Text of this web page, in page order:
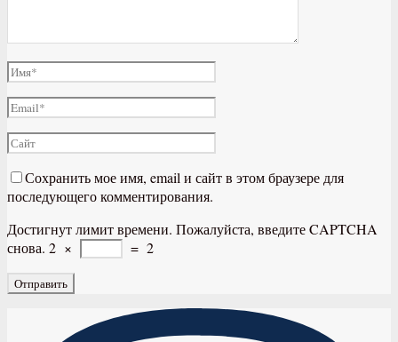
Сохранить мое имя, email и сайт в этом браузере для
последующего комментирования.
Достигнут лимит времени. Пожалуйста, введите CAPTCHA
снова. 2 × = 2